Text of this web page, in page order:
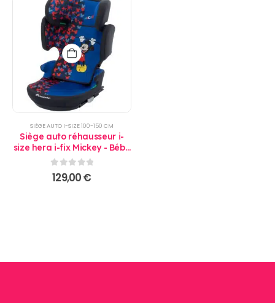
SIÈGE AUTO I-SIZE 100-150 CM
Siège auto réhausseur i-
size hera i-fix Mickey - Bébé
Confort
0sur 5
129,00€